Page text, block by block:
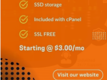
Carlos Conde
Durante muchos años,
servidores físicos
instalaciones para